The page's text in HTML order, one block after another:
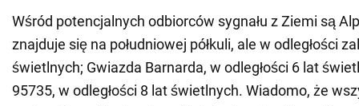
Wśród potencjalnych odbiorców sygnału z Ziemi są
znajduje się na południowej półkuli, ale w odległości
świetlnych; Gwiazda Barnarda, w odległości 6 lat
95735, w odległości 8 lat świetlnych. Wiadomo, że